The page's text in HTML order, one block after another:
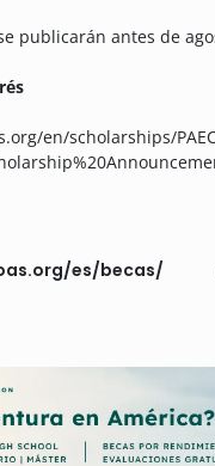
publicarán antes de
en/scholarships/
es/becas/